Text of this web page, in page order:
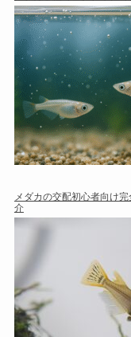
メダカの交配初心者向け
介